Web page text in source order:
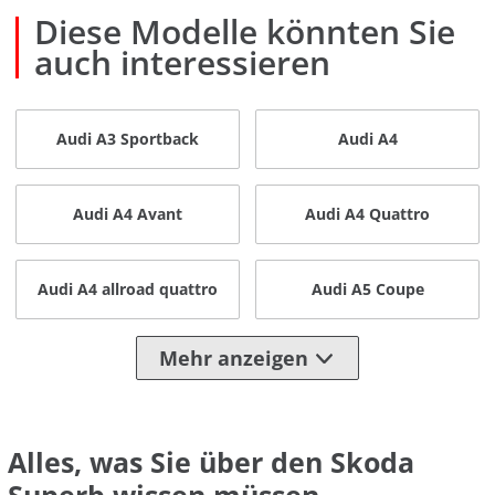
Diese Modelle könnten Sie
auch interessieren
Audi A3 Sportback Audi A4
Audi A4 Avant Audi A4 Quattro
Audi A4 allroad quattro Audi A5 Coupe
Mehr anzeigen
Alles, was Sie über den Skoda